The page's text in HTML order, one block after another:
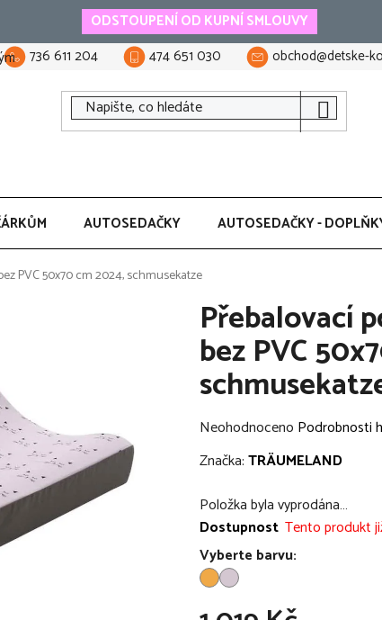
ODSTOUPENÍ OD KUPNÍ SMLOUVY
736 611 204 474 651 030 obchod@detske-
AUTOSEDAČKY AUTOSEDAČKY -
PVC 50x70 cm 2024, schmusekatze
Přebalovací
bez PVC
Průměrné
hodnocení
je
0,0
z
5
Neohodnoceno Podrobnosti
Značka:TRÄUMELAND
Položka byla vyprodána…
Dostupnost Tento produkt
Vyberte barvu: